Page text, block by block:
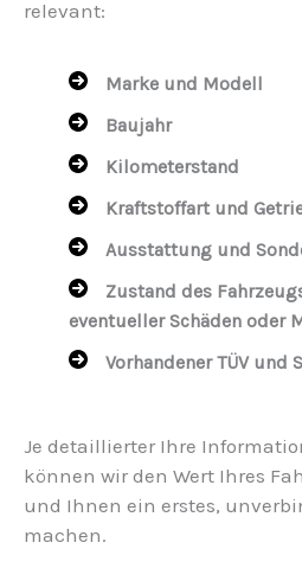
relevant:
Marke und Modell
Baujahr
Kilometerstand
Kraftstoffart und
Ausstattung und
Zustand des
eventueller Schäden oder
Vorhandener TÜV und
Je detaillierter Ihre
können wir den Wert Ihres
und Ihnen ein erstes,
machen.